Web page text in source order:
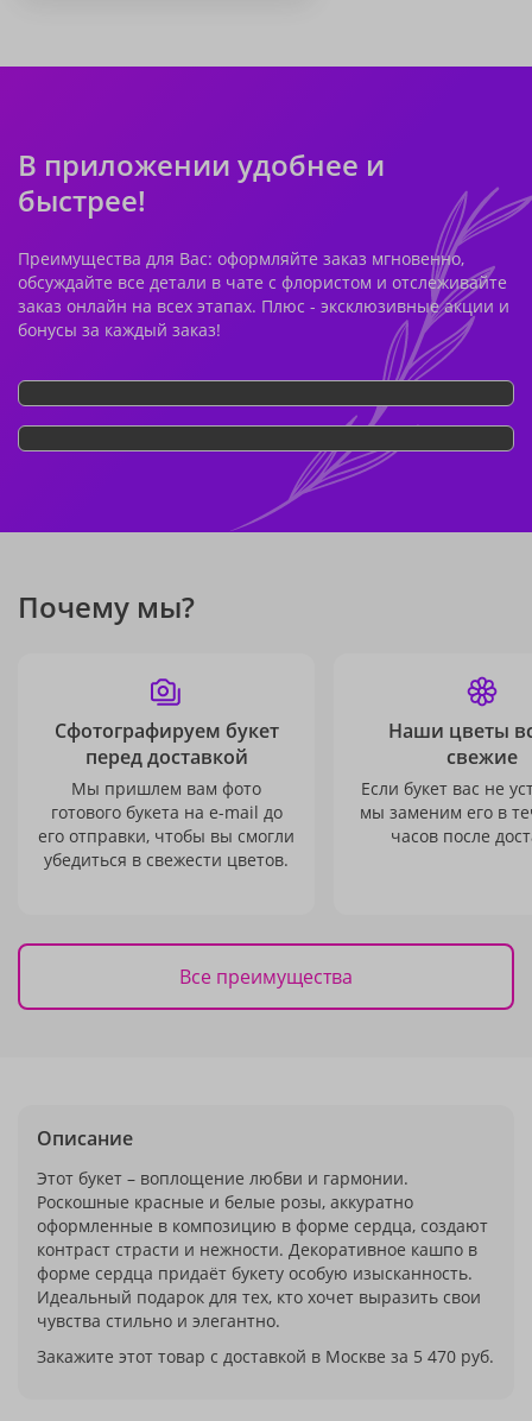
В приложении удобнее и
быстрее!
Преимущества для Вас: оформляйте заказ мгновенно,
обсуждайте все детали в чате с флористом и отслеживайте
заказ онлайн на всех этапах. Плюс - эксклюзивные акции и
бонусы за каждый заказ!
Почему мы?
Сфотографируем букет
перед доставкой
Мы пришлем вам фото
готового букета на e-mail до
его отправки, чтобы вы смогли
убедиться в свежести цветов.
Наши цветы
свежие
Если букет вас не
мы заменим его в
часов после
Все преимущества
Описание
Этот букет – воплощение любви и гармонии.
Роскошные красные и белые розы, аккуратно
оформленные в композицию в форме сердца, создают
контраст страсти и нежности. Декоративное кашпо в
форме сердца придаёт букету особую изысканность.
Идеальный подарок для тех, кто хочет выразить свои
чувства стильно и элегантно.
Закажите этот товар с доставкой в Москве за 5 470 руб.